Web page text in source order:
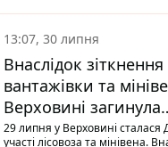
13:07, 30 липня
Внаслідок зіткнення
вантажівки та
Верховині загинула
пасажирка, водійка
29 липня у Верховині сталася
участі лісовоза та мінівена.